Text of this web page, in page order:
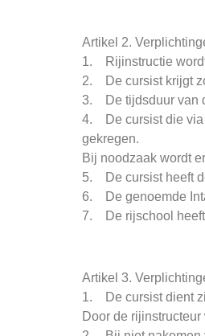
Artikel 2.
1. Rijinstructie wordt
2. De cursist krijgt
3. De tijdsduur van
4. De cursist die via
gekregen.
Bij noodzaak wordt
5. De cursist heeft
6. De genoemde
7. De rijschool heeft
Artikel 3.
1. De cursist dient
Door de